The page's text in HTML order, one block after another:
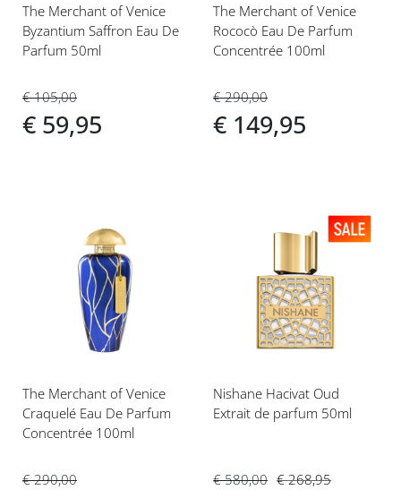
The Merchant of Venice
Byzantium Saffron Eau De
Parfum 50ml
€ 105,00
€ 59,95
The Merchant of Venice
Rococò Eau De Parfum
Concentrée 100ml
€ 290,00
€ 149,95
verlanglijst
The Merchant of Venice
Craquelé Eau De Parfum
Concentrée 100ml
€ 290,00
verlanglijst
Nishane Hacivat Oud
Extrait de parfum 50ml
€ 580,00 € 268,95